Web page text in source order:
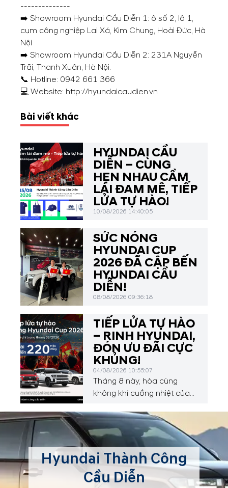
--------------
➡️ Showroom Hyundai Cầu Diễn 1: ô số 2, lô 1,
cụm công nghiệp Lai Xá, Kim Chung, Hoài Đức, Hà
Nội
➡️ Showroom Hyundai Cầu Diễn 2: 231A Nguyễn
Trãi, Thanh Xuân, Hà Nội.
📞 Hotline: 0942 661 366
💻 Website: http://hyundaicaudien.vn
Bài viết khác
HYUNDAI CẦU
DIỄN – CÙNG
HẸN NHAU CẦM
LÁI ĐAM MÊ, TIẾP
LỬA TỰ HÀO!
10/08/2026 14:40:05
SỨC NÓNG
HYUNDAI CUP
2026 ĐÃ CẬP BẾN
HYUNDAI CẦU
DIỄN!
08/08/2026 09:36:18
TIẾP LỬA TỰ HÀO
– RINH HYUNDAI,
ĐÓN ƯU ĐÃI CỰC
KHỦNG!
04/08/2026 10:55:07
Tháng 8 này, hòa cùng
không khí cuồng nhiệt của
Hyundai Thành Công Cầu
Diễn mang đến chương
trình ưu đãi hấp dẫn dành
cho Quý khách hàng.
Hyundai Thành Công
Cầu Diễn